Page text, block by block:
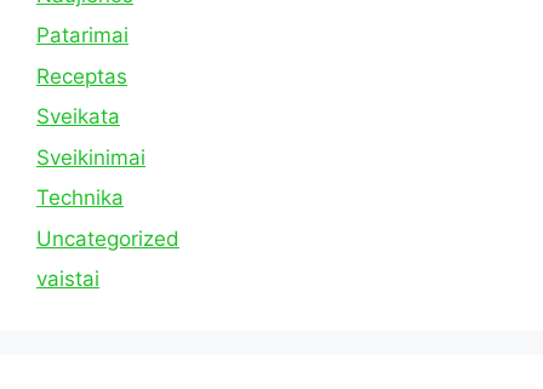
Patarimai
Receptas
Sveikata
Sveikinimai
Technika
Uncategorized
vaistai